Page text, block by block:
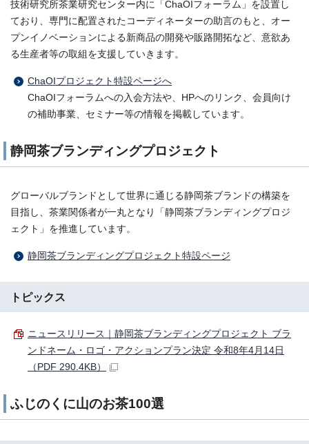
技術研究所茶業研究センター内に「ChaOIフォーラム」を設置し
ており、専門に配置されたコーディネーターの助言のもと、オー
プンイノベーションによる新商品の開発や販路開拓など、意欲あ
る生産者等の取組を支援していきます。
ChaOIプロジェクト特設ページへ
ChaOIフォーラムへの入会方法や、HPへのリンク、会員向け
の補助事業、セミナー等の情報を掲載しています。
静岡茶ブランディングプロジェクト
グローバルブランドとして世界に通じる静岡茶ブランドの構築を
目指し、茶業関係者が一丸となり「静岡茶ブランディングプロジ
ェクト」を推進しています。
静岡茶ブランディングプロジェクト特設ページ
トピックス
ニュースリリース｜静岡茶ブランディングプロジェクト ブラ
ンドネーム・ロゴ・アクションプラン決定 令和8年4月14日
（PDF 290.4KB）
ふじのくに山のお茶100選